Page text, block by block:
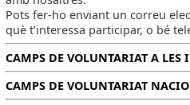
Pots fer-ho enviant un correu
què t’interessa participar, o bé
CAMPS DE VOLUNTARIAT A LES
CAMPS DE VOLUNTARIAT